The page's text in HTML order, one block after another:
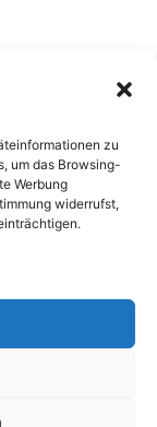
zu
um das Browsing-
Werbung
widerrufst,